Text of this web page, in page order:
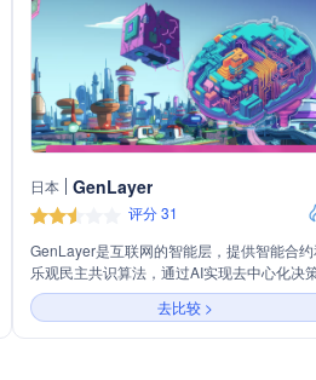
日本 GenLayer
评分 31
GenLayer是互联网的智能层，提供智能合约
乐观民主共识算法，通过AI实现去中心化决
应用开发，支持创建新一代区块链应用。
去比较 >